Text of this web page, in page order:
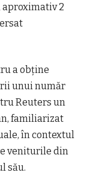
2
a obține
unui număr
Reuters un
familiarizat
în contextul
veniturile din
său.